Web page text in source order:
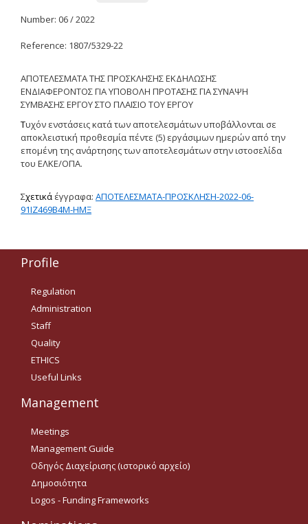
Οδηγός Διαχείρισης
(ιστορικό αρχείο)
Δημοσιότητα
Logos - Funding
Frameworks
Δημοσιότητα Έργων
Ε.Σ.Π.Α. (2007-2013)
Δυναμικού, Εκπαίδευση και
ΕΡΓΑ ΕΣΠΑ 2014-2020
Δημοσιότητα ΕΛ.ΙΔ.Ε.Κ.
ΕΛ.ΙΔ.Ε.Κ. Μεταδιδάκτορες
Guidelines
Guidelines
Number: 06 / 2022
Reference: 1807/5329-22
ΑΠΟΤΕΛΕΣΜΑΤΑ ΤΗΣ ΠΡΟΣΚΛΗΣΗΣ ΕΚΔΗΛΩΣΗΣ
ΕΝΔΙΑΦΕΡΟΝΤΟΣ ΓΙΑ ΥΠΟΒΟΛΗ ΠΡΟΤΑΣΗΣ ΓΙΑ ΣΥΝΑΨΗ
ΣΥΜΒΑΣΗΣ ΕΡΓΟΥ ΣΤΟ ΠΛΑΙΣΙΟ ΤΟΥ ΕΡΓΟΥ
Τυχόν ενστάσεις κατά των αποτελεσμάτων υποβάλλονται σε
αποκλειστική προθεσμία πέντε (5) εργάσιμων ημερών από την
επομένη της ανάρτησης των αποτελεσμάτων στην ιστοσελίδα
του ΕΛΚΕ/ΟΠΑ.
Σχετικά έγγραφα: ΑΠΟΤΕΛΕΣΜΑΤΑ-ΠΡΟΣΚΛΗΣΗ-2022-06-
91ΙΖ469Β4Μ-ΗΜΞ
Profile
Regulation
Administration
Staff
Quality
ETHICS
Useful Links
Management
Meetings
Management Guide
Οδηγός Διαχείρισης (ιστορικό αρχείο)
Δημοσιότητα
Logos - Funding Frameworks